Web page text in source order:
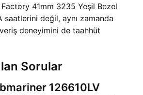
Factory 41mm 3235 Yeşil Bezel
saatlerini değil, aynı zamanda
deneyimini de taahhüt
Sorular
126610LV